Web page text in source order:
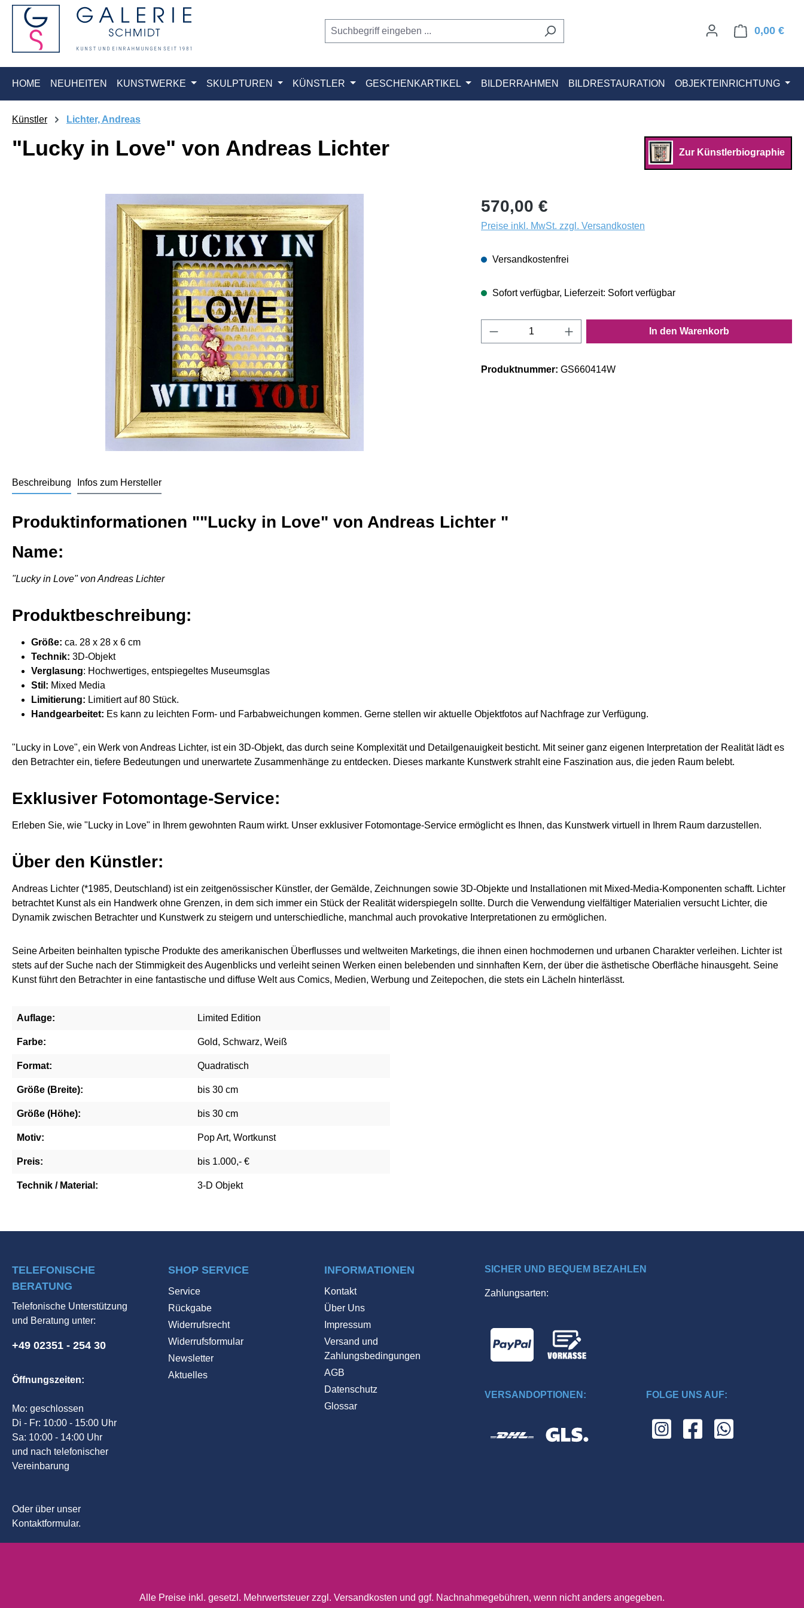
Zur Hauptnavigation springen
0,00 €
HOME NEUHEITEN KUNSTWERKE SKULPTUREN KÜNSTLER GESCHENKARTIKEL BILDERRAHMEN BILDRESTAURATION OBJEKTEINRICHTUNG
Künstler Lichter, Andreas
"Lucky in Love" von Andreas Lichter Zur Künstlerbiographie
570,00 €
Preise inkl. MwSt. zzgl. Versandkosten
Versandkostenfrei
Sofort verfügbar, Lieferzeit: Sofort verfügbar
Produkt Anzahl: Gib den gewünschten Wert ein
In den Warenkorb
Produktnummer: GS660414W
Beschreibung Infos zum Hersteller
Produktinformationen ""Lucky in Love" von Andreas Lichter "
Name:
"Lucky in Love" von Andreas Lichter
Produktbeschreibung:
Größe: ca. 28 x 28 x 6 cm
Technik: 3D-Objekt
Verglasung: Hochwertiges, entspiegeltes Museumsglas
Stil: Mixed Media
Limitierung: Limitiert auf 80 Stück.
Handgearbeitet: Es kann zu leichten Form- und Farbabweichungen kommen. Gerne stellen wir aktuelle Objektfotos auf Nachfrage zur Verfügung.
"Lucky in Love", ein Werk von Andreas Lichter, ist ein 3D-Objekt, das durch seine Komplexität und Detailgenauigkeit besticht. Mit seiner ganz eigenen Interpretation der Realität lädt es
den Betrachter ein, tiefere Bedeutungen und unerwartete Zusammenhänge zu entdecken. Dieses markante Kunstwerk strahlt eine Faszination aus, die jeden Raum belebt.
Exklusiver Fotomontage-Service:
Erleben Sie, wie "Lucky in Love" in Ihrem gewohnten Raum wirkt. Unser exklusiver Fotomontage-Service ermöglicht es Ihnen, das Kunstwerk virtuell in Ihrem Raum darzustellen.
Über den Künstler:
Andreas Lichter (*1985, Deutschland) ist ein zeitgenössischer Künstler, der Gemälde, Zeichnungen sowie 3D-Objekte und Installationen mit Mixed-Media-Komponenten schafft. Lichter
betrachtet Kunst als ein Handwerk ohne Grenzen, in dem sich immer ein Stück der Realität widerspiegeln sollte. Durch die Verwendung vielfältiger Materialien versucht Lichter, die
Dynamik zwischen Betrachter und Kunstwerk zu steigern und unterschiedliche, manchmal auch provokative Interpretationen zu ermöglichen.
Seine Arbeiten beinhalten typische Produkte des amerikanischen Überflusses und weltweiten Marketings, die ihnen einen hochmodernen und urbanen Charakter verleihen. Lichter ist
stets auf der Suche nach der Stimmigkeit des Augenblicks und verleiht seinen Werken einen belebenden und sinnhaften Kern, der über die ästhetische Oberfläche hinausgeht. Seine
Kunst führt den Betrachter in eine fantastische und diffuse Welt aus Comics, Medien, Werbung und Zeitepochen, die stets ein Lächeln hinterlässt.
Auflage: Limited Edition
Farbe: Gold, Schwarz, Weiß
Format: Quadratisch
Größe (Breite): bis 30 cm
Größe (Höhe): bis 30 cm
Motiv: Pop Art, Wortkunst
Preis: bis 1.000,- €
Technik / Material: 3-D Objekt
TELEFONISCHE
BERATUNG
Telefonische Unterstützung
und Beratung unter:
+49 02351 - 254 30
Öffnungszeiten:
Mo: geschlossen
Di - Fr: 10:00 - 15:00 Uhr
Sa: 10:00 - 14:00 Uhr
und nach telefonischer
Vereinbarung
Oder über unser
Kontaktformular.
SHOP SERVICE
Service
Rückgabe
Widerrufsrecht
Widerrufsformular
Newsletter
Aktuelles
INFORMATIONEN
Kontakt
Über Uns
Impressum
Versand und
Zahlungsbedingungen
AGB
Datenschutz
Glossar
SICHER UND BEQUEM BEZAHLEN
Zahlungsarten:
VERSANDOPTIONEN: FOLGE UNS AUF:
Alle Preise inkl. gesetzl. Mehrwertsteuer zzgl. Versandkosten und ggf. Nachnahmegebühren, wenn nicht anders angegeben.